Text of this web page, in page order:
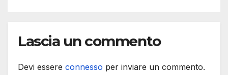
Lascia un commento
Devi essere connesso per inviare un commento.